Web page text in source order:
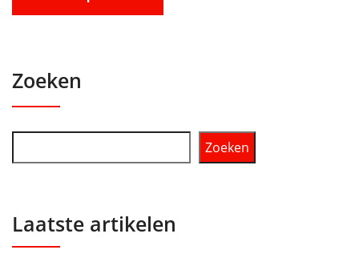
Zoeken
Zoeken
Laatste artikelen